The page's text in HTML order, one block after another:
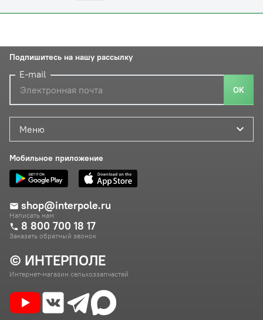
© ИНТЕРПОЛЕ
Интернет-магазин сельхоззапчастей
Меню
Мобильное приложение
shop@interpole.ru
Написать нам
8 800 700 18 17
Заказать обратный звонок
Подпишитесь на нашу рассылку
E-mail
ОК